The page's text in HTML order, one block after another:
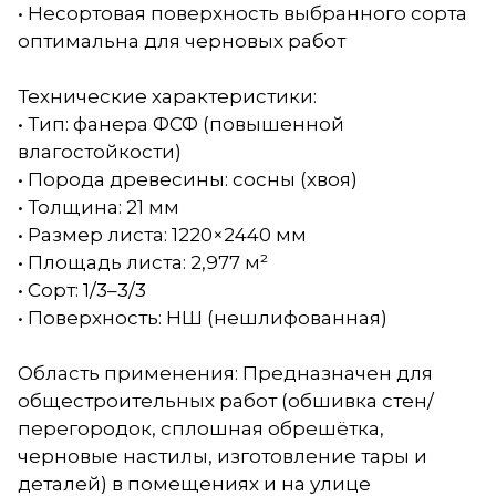
• Несортовая поверхность выбранного сорта
оптимальна для черновых работ
Технические характеристики:
• Тип: фанера ФСФ (повышенной
влагостойкости)
• Порода древесины: сосны (хвоя)
• Толщина: 21 мм
• Размер листа: 1220×2440 мм
• Площадь листа: 2,977 м²
• Сорт: 1/3–3/3
• Поверхность: НШ (нешлифованная)
Область применения: Предназначен для
общестроительных работ (обшивка стен/
перегородок, сплошная обрешётка,
черновые настилы, изготовление тары и
деталей) в помещениях и на улице